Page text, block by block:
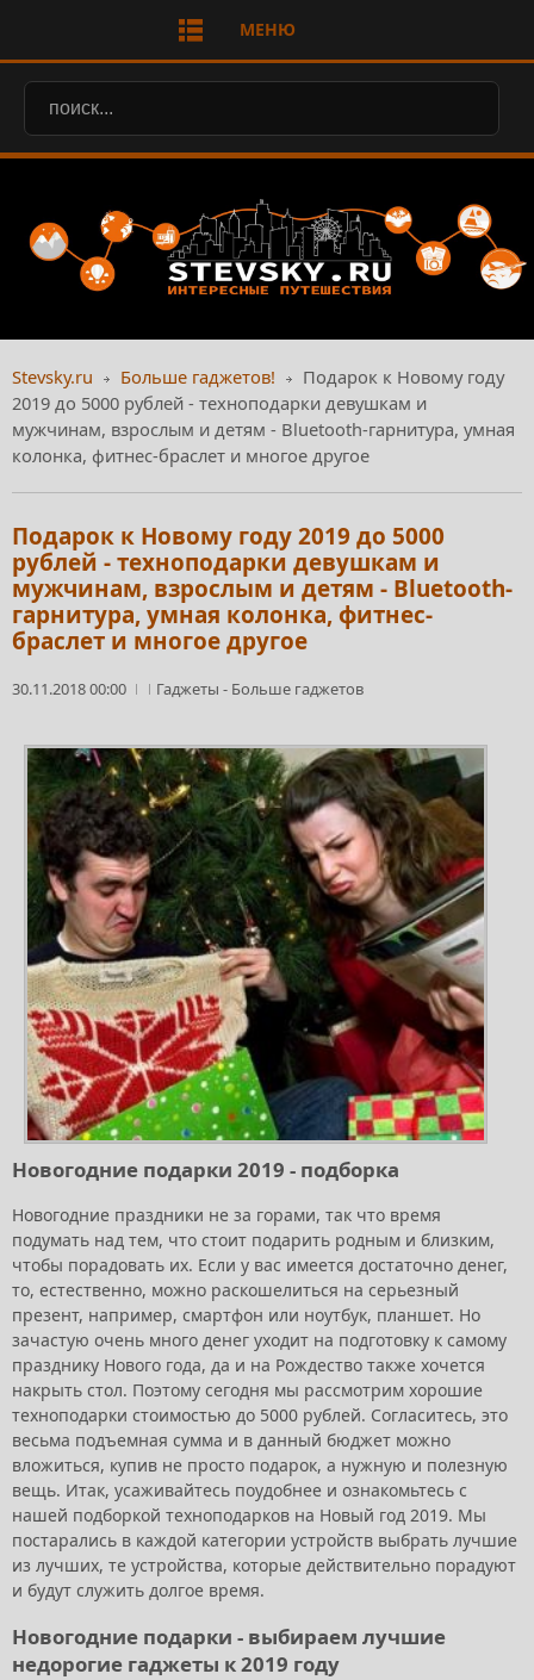
МЕНЮ
Stevsky.ru Больше гаджетов!
Подарок к Новому году
2019 до 5000 рублей - техноподарки девушкам и
мужчинам, взрослым и детям - Bluetooth-гарнитура, умная
колонка, фитнес-браслет и многое другое
Подарок к Новому году 2019 до 5000
рублей - техноподарки девушкам и
мужчинам, взрослым и детям - Bluetooth-
гарнитура, умная колонка, фитнес-
браслет и многое другое
30.11.2018 00:00 Гаджеты - Больше гаджетов
Новогодние подарки 2019 - подборка
Новогодние праздники не за горами, так что время
подумать над тем, что стоит подарить родным и близким,
чтобы порадовать их. Если у вас имеется достаточно денег,
то, естественно, можно раскошелиться на серьезный
презент, например, смартфон или ноутбук, планшет. Но
зачастую очень много денег уходит на подготовку к самому
празднику Нового года, да и на Рождество также хочется
накрыть стол. Поэтому сегодня мы рассмотрим хорошие
техноподарки стоимостью до 5000 рублей. Согласитесь, это
весьма подъемная сумма и в данный бюджет можно
вложиться, купив не просто подарок, а нужную и полезную
вещь. Итак, усаживайтесь поудобнее и ознакомьтесь с
нашей подборкой техноподарков на Новый год 2019. Мы
постарались в каждой категории устройств выбрать лучшие
из лучших, те устройства, которые действительно порадуют
и будут служить долгое время.
Новогодние подарки - выбираем лучшие
недорогие гаджеты к 2019 году